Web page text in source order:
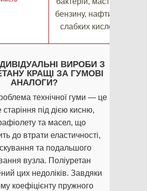
бензину, нафти та
слабких кислот
ВИРОБИ З
КРАЩІ ЗА ГУМОВІ
АНАЛОГИ?
технічної гуми — це
під дією кисню,
та масел, що
до втрати еластичності,
та подальшого
вузла. Поліуретан
цих недоліків. Завдяки
коефіцієнту пружного